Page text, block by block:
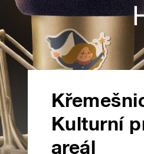
Kulturní
areál